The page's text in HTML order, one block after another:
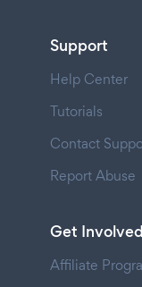
Support
Help Center
Tutorials
Contact
Report Abuse
Get Involved
Affiliate